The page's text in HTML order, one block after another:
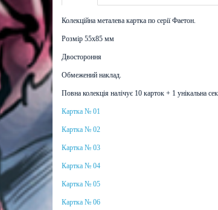
Колекційна металева картка по серії Фаетон.
Розмір 55х85 мм
Двоcтороння
Обмежений наклад.
Повна колекція налічує 10 карток + 1 унікальна
Картка № 01
Картка № 02
Картка № 03
Картка № 04
Картка № 05
Картка № 06